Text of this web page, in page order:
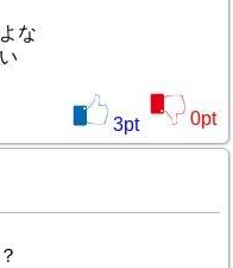
な
3pt 0pt